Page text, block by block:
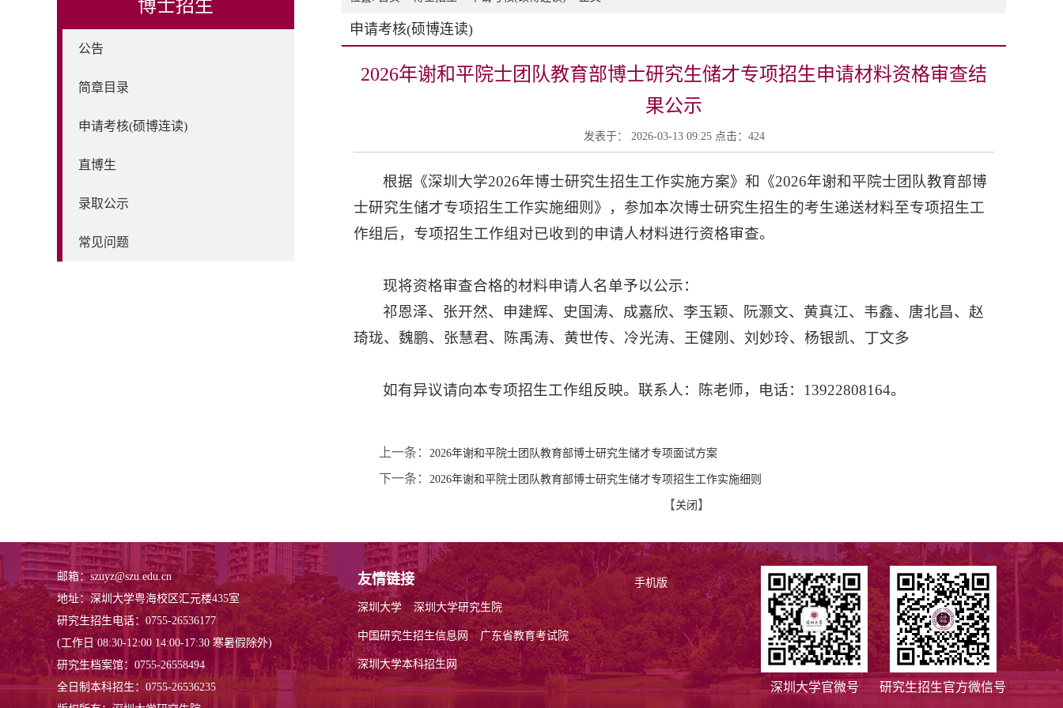
博士招生
公告
简章目录
申请考核(硕博连读)
直博生
录取公示
常见问题
申请考核(硕博连读)
2026年谢和平院士团队教育部博士研究生储才专项招生申请材料资格审查结
果公示
发表于： 2026-03-13 09:25 点击： 424
根据《深圳大学2026年博士研究生招生工作实施方案》和《2026年谢和平院士团队教育部博
士研究生储才专项招生工作实施细则》，参加本次博士研究生招生的考生递送材料至专项招生工
作组后，专项招生工作组对已收到的申请人材料进行资格审查。
现将资格审查合格的材料申请人名单予以公示：
祁恩泽、张开然、申建辉、史国涛、成嘉欣、李玉颖、阮灏文、黄真江、韦鑫、唐北昌、赵
琦珑、魏鹏、张慧君、陈禹涛、黄世传、冷光涛、王健刚、刘妙玲、杨银凯、丁文多
如有异议请向本专项招生工作组反映。联系人：陈老师，电话：13922808164。
上一条： 2026年谢和平院士团队教育部博士研究生储才专项面试方案
下一条： 2026年谢和平院士团队教育部博士研究生储才专项招生工作实施细则
【关闭 】
邮箱：szuyz@szu.edu.cn
地址：深圳大学粤海校区汇元楼435室
研究生招生电话：0755-26536177
(工作日 08:30-12:00 14:00-17:30 寒暑假除外)
研究生档案馆：0755-26558494
全日制本科招生：0755-26536235
友情链接
深圳大学 深圳大学研究生院
中国研究生招生信息网 广东省教育考试院
深圳大学本科招生网
手机版
深圳大学官微号 研究生招生官方微信号